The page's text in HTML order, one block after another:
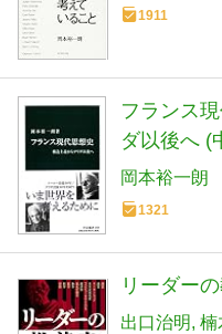
1911
フランス
ダ以後へ (
岡本裕一朗
1321
リーダー
出口治明 楠